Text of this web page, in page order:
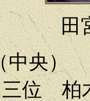
田
中央
三位 柏